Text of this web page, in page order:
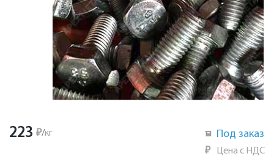
223 ₽/кг Под заказ
₽ Цена с НДС